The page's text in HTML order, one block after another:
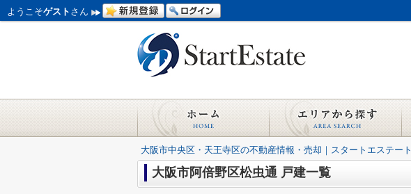
ようこそゲスト さん
大阪市中央区・天王寺区の不動産情報・売却｜スタートエステート
大阪市阿倍野区松虫通 戸建一覧